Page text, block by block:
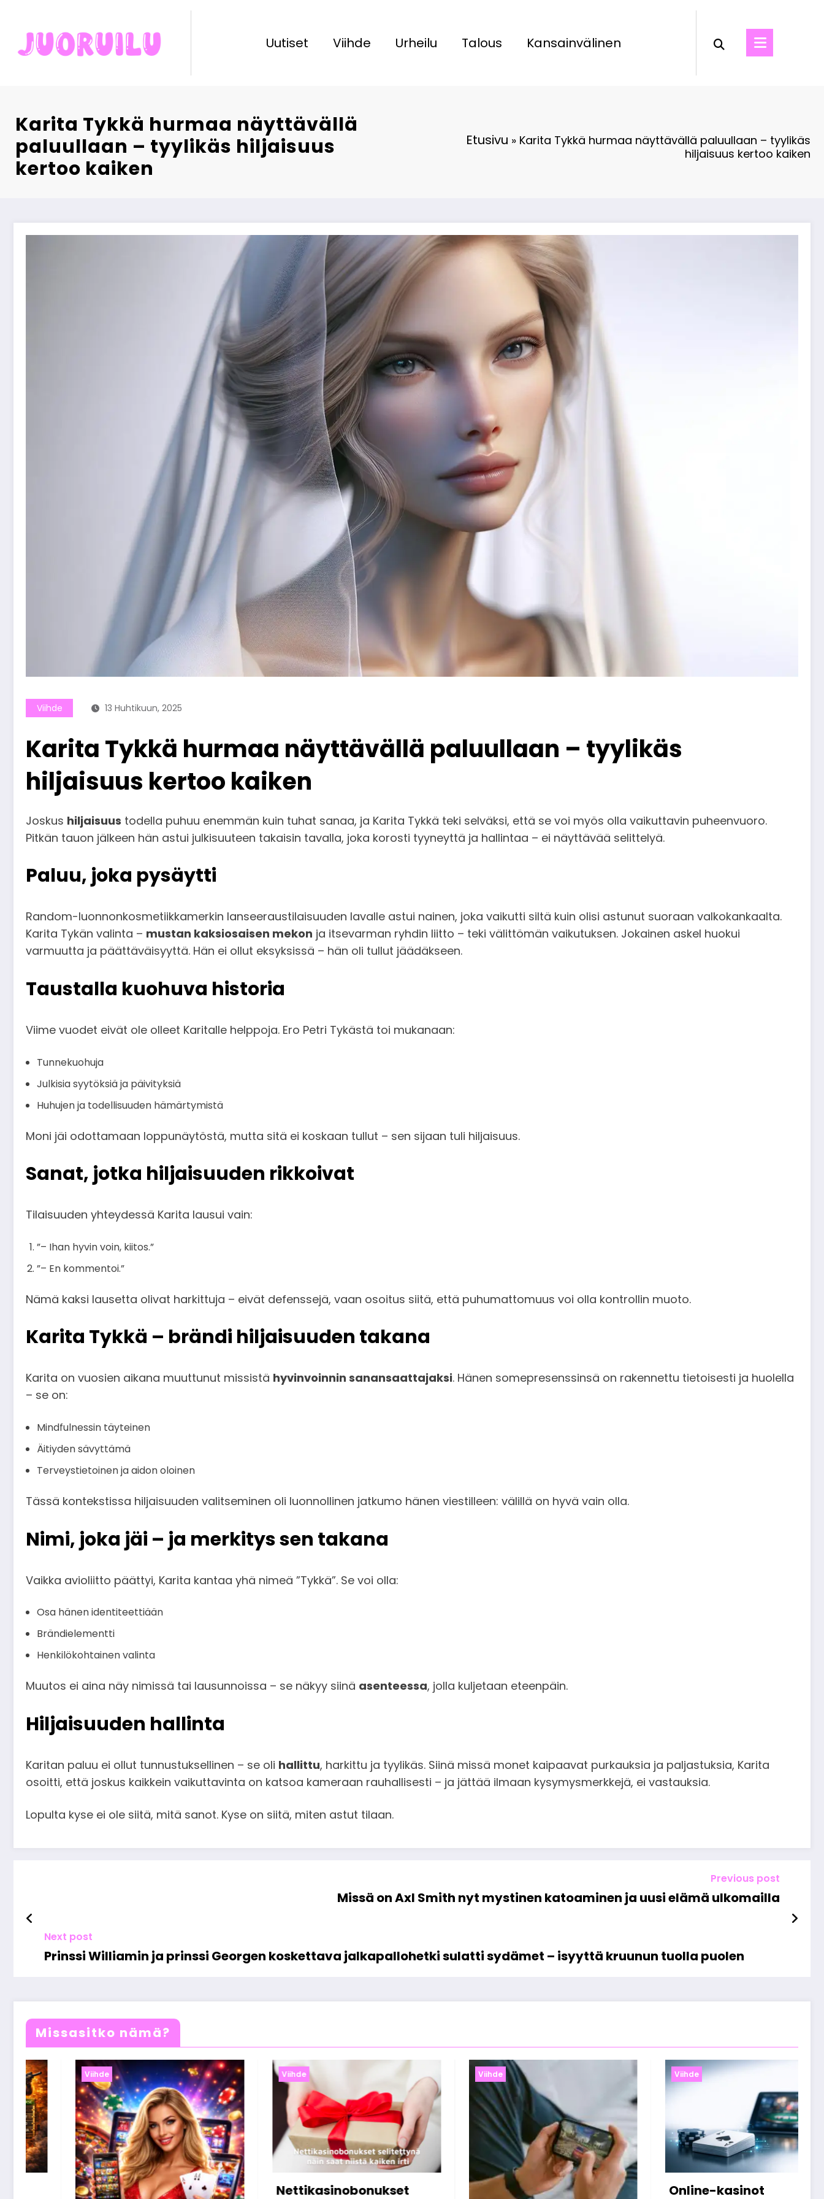
content
Uutiset Viihde Urheilu Talous Kansainvälinen
Karita Tykkä hurmaa näyttävällä
paluullaan – tyylikäs hiljaisuus
kertoo kaiken
Etusivu » Karita Tykkä hurmaa näyttävällä paluullaan – tyylikäs
hiljaisuus kertoo kaiken
Viihde 13 Huhtikuun, 2025
Karita Tykkä hurmaa näyttävällä paluullaan – tyylikäs
hiljaisuus kertoo kaiken
Joskus hiljaisuus todella puhuu enemmän kuin tuhat sanaa, ja Karita Tykkä teki selväksi, että se voi myös olla vaikuttavin puheenvuoro.
Pitkän tauon jälkeen hän astui julkisuuteen takaisin tavalla, joka korosti tyyneyttä ja hallintaa – ei näyttävää selittelyä.
Paluu, joka pysäytti
Random-luonnonkosmetiikkamerkin lanseeraustilaisuuden lavalle astui nainen, joka vaikutti siltä kuin olisi astunut suoraan valkokankaalta.
Karita Tykän valinta – mustan kaksiosaisen mekon ja itsevarman ryhdin liitto – teki välittömän vaikutuksen. Jokainen askel huokui
varmuutta ja päättäväisyyttä. Hän ei ollut eksyksissä – hän oli tullut jäädäkseen.
Taustalla kuohuva historia
Viime vuodet eivät ole olleet Karitalle helppoja. Ero Petri Tykästä toi mukanaan:
Tunnekuohuja
Julkisia syytöksiä ja päivityksiä
Huhujen ja todellisuuden hämärtymistä
Moni jäi odottamaan loppunäytöstä, mutta sitä ei koskaan tullut – sen sijaan tuli hiljaisuus.
Sanat, jotka hiljaisuuden rikkoivat
Tilaisuuden yhteydessä Karita lausui vain:
”– Ihan hyvin voin, kiitos.”
”– En kommentoi.”
Nämä kaksi lausetta olivat harkittuja – eivät defenssejä, vaan osoitus siitä, että puhumattomuus voi olla kontrollin muoto.
Karita Tykkä – brändi hiljaisuuden takana
Karita on vuosien aikana muuttunut missistä hyvinvoinnin sanansaattajaksi. Hänen somepresenssinsä on rakennettu tietoisesti ja huolella
– se on:
Mindfulnessin täyteinen
Äitiyden sävyttämä
Terveystietoinen ja aidon oloinen
Tässä kontekstissa hiljaisuuden valitseminen oli luonnollinen jatkumo hänen viestilleen: välillä on hyvä vain olla.
Nimi, joka jäi – ja merkitys sen takana
Vaikka avioliitto päättyi, Karita kantaa yhä nimeä ”Tykkä”. Se voi olla:
Osa hänen identiteettiään
Brändielementti
Henkilökohtainen valinta
Muutos ei aina näy nimissä tai lausunnoissa – se näkyy siinä asenteessa, jolla kuljetaan eteenpäin.
Hiljaisuuden hallinta
Karitan paluu ei ollut tunnustuksellinen – se oli hallittu, harkittu ja tyylikäs. Siinä missä monet kaipaavat purkauksia ja paljastuksia, Karita
osoitti, että joskus kaikkein vaikuttavinta on katsoa kameraan rauhallisesti – ja jättää ilmaan kysymysmerkkejä, ei vastauksia.
Lopulta kyse ei ole siitä, mitä sanot. Kyse on siitä, miten astut tilaan.
Previous post
Missä on Axl Smith nyt mystinen katoaminen ja uusi elämä ulkomailla
Next post
Prinssi Williamin ja prinssi Georgen koskettava jalkapallohetki sulatti sydämet – isyyttä kruunun tuolla puolen
Missasitko nämä?
Viihde
Nettikasinobonukset
Viihde Viihde
Online-kasinot
Viihde
Miten suomalaiset